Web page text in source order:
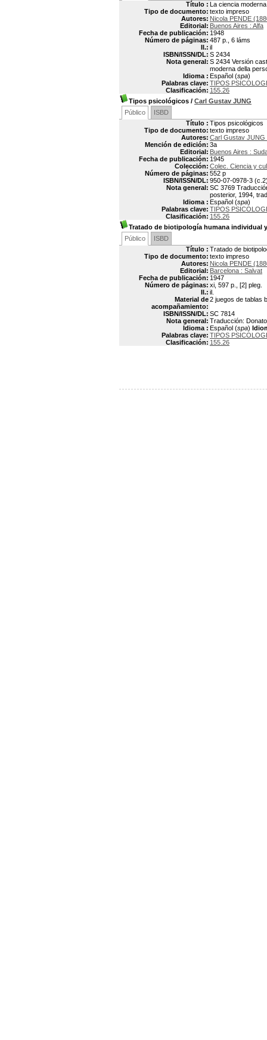
Título : La ciencia
Tipo de documento: texto impreso
Autores: Nicola PENDE
Editorial: Buenos Aires : Alfa
Fecha de publicación: 1948
Número de páginas: 487 p., 6 láms
Il.: il
ISBN/ISSN/DL: S 2434
Nota general: S 2434 Versión
moderna della
Idioma : Español (spa)
Palabras clave: TIPOS
Clasificación: 155.26
Tipos psicológicos / Carl Gustav JUNG
Público
ISBD
Título : Tipos psicológicos
Tipo de documento: texto impreso
Autores: Carl Gustav JUNG
Mención de edición: 3a
Editorial: Buenos Aires :
Fecha de publicación: 1945
Colección: Colec. Ciencia y
Número de páginas: 552 p
ISBN/ISSN/DL: 950-07-0978-3
Nota general: SC 3769
posterior, 1994,
Idioma : Español (spa)
Palabras clave: TIPOS
Clasificación: 155.26
Tratado de biotipología humana individual
Público
ISBD
Título : Tratado de
Tipo de documento: texto impreso
Autores: Nicola PENDE
Editorial: Barcelona : Salvat
Fecha de publicación: 1947
Número de páginas: xi, 597 p., [2] pleg.
Il.: il.
Material de
acompañamiento:
2 juegos de tablas
ISBN/ISSN/DL: SC 7814
Nota general: Traducción:
Idioma : Español (spa)
Palabras clave: TIPOS
Clasificación: 155.26